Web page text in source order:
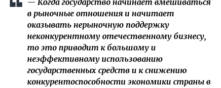
— Когда государство начинает вмешиваться
в рыночные отношения и начитает
оказывать нерыночную поддержку
неконкурентному отечественному бизнесу,
то это приводит к большому и
неэффективному использованию
государственных средств и к снижению
конкурентоспособности экономики страны в